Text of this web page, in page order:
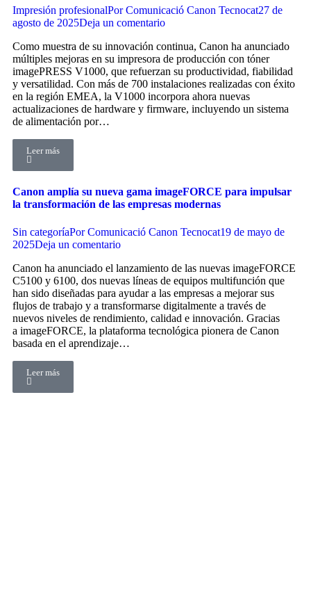
Impresión profesionalPorComunicació Canon Tecnocat27 de
agosto de 2025Deja un comentario
Como muestra de su innovación continua, Canon ha anunciado
múltiples mejoras en su impresora de producción con tóner
imagePRESS V1000, que refuerzan su productividad, fiabilidad
y versatilidad. Con más de 700 instalaciones realizadas con éxito
en la región EMEA, la V1000 incorpora ahora nuevas
actualizaciones de hardware y firmware, incluyendo un sistema
de alimentación por…
Leer más
Canon amplía su nueva gama imageFORCE para impulsar
la transformación de las empresas modernas
Sin categoríaPorComunicació Canon Tecnocat19 de mayo de
2025Deja un comentario
Canon ha anunciado el lanzamiento de las nuevas imageFORCE
C5100 y 6100, dos nuevas líneas de equipos multifunción que
han sido diseñadas para ayudar a las empresas a mejorar sus
flujos de trabajo y a transformarse digitalmente a través de
nuevos niveles de rendimiento, calidad e innovación. Gracias
a imageFORCE, la plataforma tecnológica pionera de Canon
basada en el aprendizaje…
Leer más